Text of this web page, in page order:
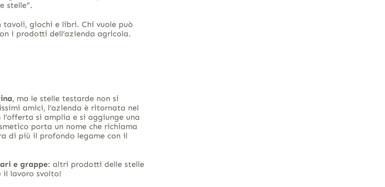
stelle”.
tavoli, giochi e libri. Chi vuole può
i prodotti dell’azienda agricola.
, ma le stelle testarde non si
amici, l’azienda è ritornata nel
si amplia e si aggiunge una
porta un nome che richiama
di più il profondo legame con il
e grappe: altri prodotti delle stelle
lavoro svolto!